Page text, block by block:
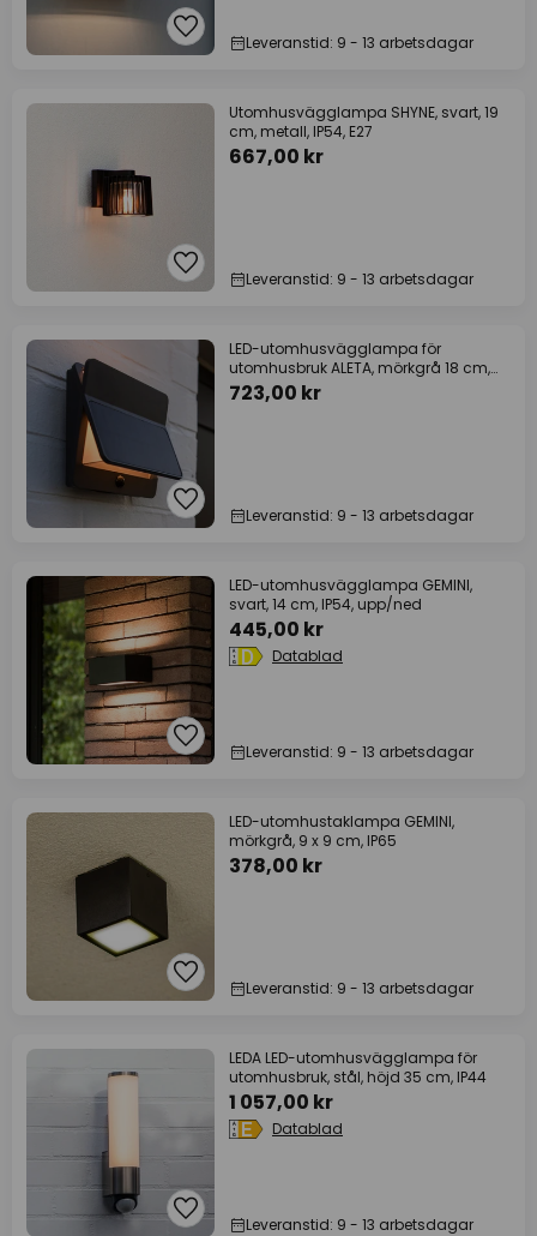
Leveranstid: 9 - 13 arbetsdagar
Utomhusvägglampa SHYNE, svart, 19
cm, metall, IP54, E27
667,00 kr
Leveranstid: 9 - 13 arbetsdagar
LED-utomhusvägglampa för
utomhusbruk ALETA, mörkgrå 18 cm,
rörelsesensor, IP54
723,00 kr
Leveranstid: 9 - 13 arbetsdagar
LED-utomhusvägglampa GEMINI,
svart, 14 cm, IP54, upp/ned
445,00 kr
Datablad
Leveranstid: 9 - 13 arbetsdagar
LED-utomhustaklampa GEMINI,
mörkgrå, 9 x 9 cm, IP65
378,00 kr
Leveranstid: 9 - 13 arbetsdagar
LEDA LED-utomhusvägglampa för
utomhusbruk, stål, höjd 35 cm, IP44
1 057,00 kr
Datablad
Leveranstid: 9 - 13 arbetsdagar